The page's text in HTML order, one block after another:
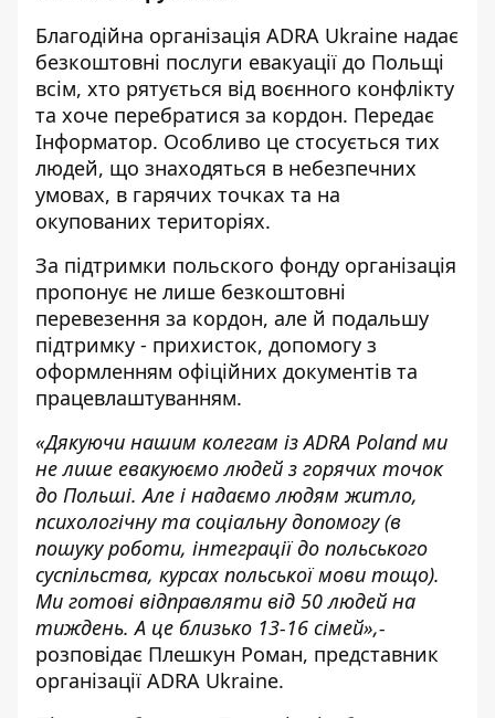
Благодійна організація ADRA Ukraine надає
безкоштовні послуги евакуації до Польщі
всім, хто рятується від воєнного конфлікту
та хоче перебратися за кордон. Передає
Інформатор. Особливо це стосується тих
людей, що знаходяться в небезпечних
умовах, в гарячих точках та на
окупованих територіях.
За підтримки польского фонду організація
пропонує не лише безкоштовні
перевезення за кордон, але й подальшу
підтримку - прихисток, допомогу з
оформленням офіційних документів та
працевлаштуванням.
«Дякуючи нашим колегам із ADRA Poland ми
не лише евакуюємо людей з горячих точок
до Польші. Але і надаємо людям житло,
психологічну та соціальну допомогу (в
пошуку роботи, інтеграції до польського
суспільства, курсах польської мови тощо).
Ми готові відправляти від 50 людей на
тиждень. А це близько 13-16 сімей»,-
розповідає Плешкун Роман, представник
організації ADRA Ukraine.